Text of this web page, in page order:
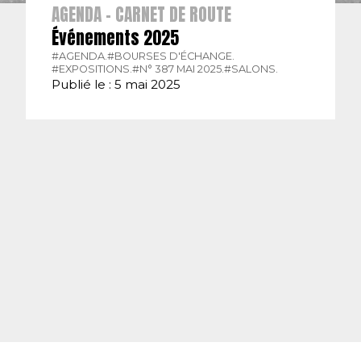
AGENDA - CARNET DE ROUTE
Événements 2025
#AGENDA. #BOURSES D'ÉCHANGE.
#EXPOSITIONS. #N° 387 MAI 2025. #SALONS.
Publié le : 5 mai 2025